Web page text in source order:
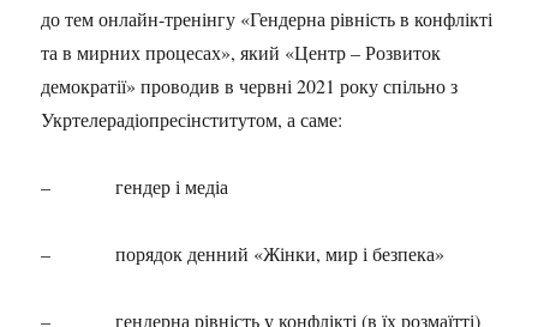
до тем онлайн-тренінгу «Гендерна рівність в конфлікті
та в мирних процесах», який «Центр – Розвиток
демократії» проводив в червні 2021 року спільно з
Укртелерадіопресінститутом, а саме:
– гендер і медіа
– порядок денний «Жінки, мир і безпека»
– гендерна рівність у конфлікті (в їх розмаїтті)